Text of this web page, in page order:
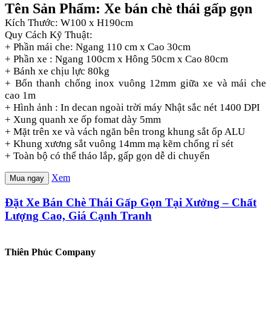
Tên Sản Phẩm: Xe bán chè thái gấp gọn
Kích Thước: W100 x H190cm
Quy Cách Kỹ Thuật:
+ Phần mái che: Ngang 110 cm x Cao 30cm
+ Phần xe : Ngang 100cm x Hông 50cm x Cao 80cm
+ Bánh xe chịu lực 80kg
+ Bốn thanh chống inox vuông 12mm giữa xe và mái che
cao 1m
+ Hình ảnh : In decan ngoài trời máy Nhật sắc nét 1400 DPI
+ Xung quanh xe ốp fomat dày 5mm
+ Mặt trên xe và vách ngăn bên trong khung sắt ốp ALU
+ Khung xương sắt vuông 14mm mạ kẽm chống rỉ sét
+ Toàn bộ có thể tháo lắp, gấp gọn dễ di chuyển
Mua ngay Xem
Đặt Xe Bán Chè Thái Gấp Gọn Tại Xưởng – Chất
Lượng Cao, Giá Cạnh Tranh
Thiên Phúc Company